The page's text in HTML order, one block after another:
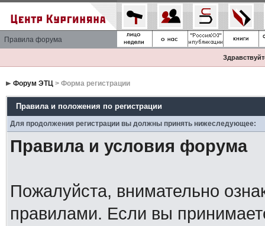
Правила форума
Форум ЭТЦ> Форма регистрации
Правила и положения по регистрации
Для продолжения регистрации вы должны принять нижеследующее:
Правила и условия форума
Пожалуйста, внимательно
правилами. Если вы